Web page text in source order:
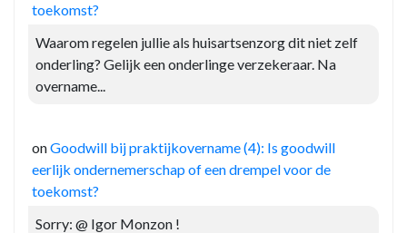
toekomst?
Waarom regelen jullie als huisartsenzorg dit niet zelf
onderling? Gelijk een onderlinge verzekeraar. Na
overname...
onGoodwill bij praktijkovername (4): Is goodwill
eerlijk ondernemerschap of een drempel voor de
toekomst?
Sorry: @ Igor Monzon !